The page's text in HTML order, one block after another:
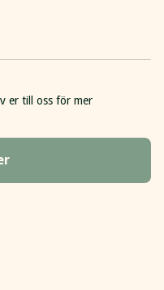
er till oss för mer